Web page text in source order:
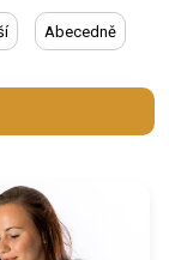
Abecedně